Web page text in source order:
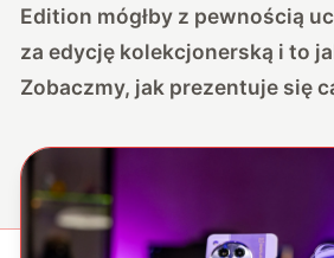
Edition mógłby z pewnością
za edycję kolekcjonerską i to
Zobaczmy, jak prezentuje się